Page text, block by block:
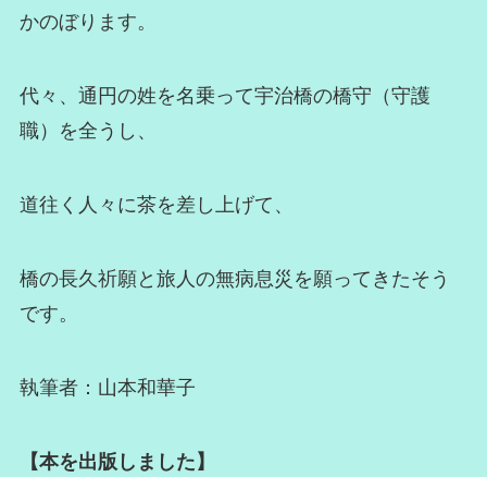
かのぼります。
代々、通円の姓を名乗って宇治橋の橋守（守護
職）を全うし、
道往く人々に茶を差し上げて、
橋の長久祈願と旅人の無病息災を願ってきたそう
です。
執筆者：山本和華子
【本を出版しました】